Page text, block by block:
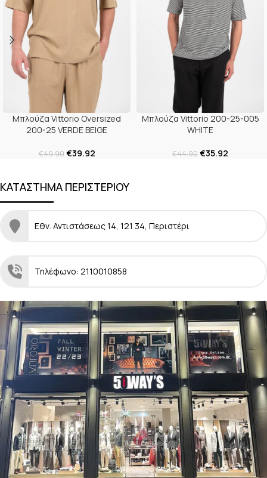
Μπλούζα Vittorio Oversized
200-25 VERDE BEIGE
€49.90 €39.92
Μπλούζα Vittorio 200-25-005
WHITE
€44.90€35.92
ΚΑΤΑΣΤΗΜΑ ΠΕΡΙΣΤΕΡΙΟΥ
Εθν. Αντιστάσεως 14, 121 34, Περιστέρι
Τηλέφωνο: 2110010858